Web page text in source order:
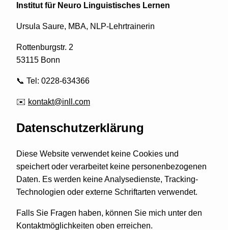
Institut für Neuro Linguistisches Lernen
Ursula Saure, MBA, NLP-Lehrtrainerin
Rottenburgstr. 2
53115 Bonn
📞 Tel: 0228-634366
✉️ kontakt@inll.com
Datenschutzerklärung
Diese Website verwendet keine Cookies und
speichert oder verarbeitet keine personenbezogenen
Daten. Es werden keine Analysedienste, Tracking-
Technologien oder externe Schriftarten verwendet.
Falls Sie Fragen haben, können Sie mich unter den
Kontaktmöglichkeiten oben erreichen.